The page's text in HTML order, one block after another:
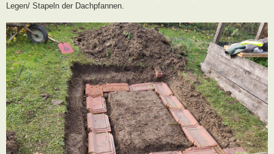
Legen/ Stapeln der Dachpfannen.